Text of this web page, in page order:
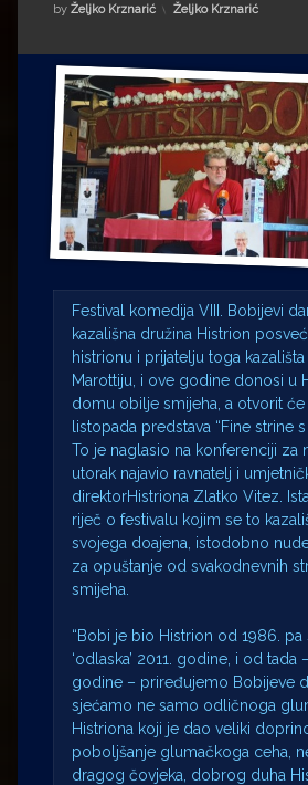
Impressum
Milenko Strižak
Drugi autori
Drugi autori
Matea Andrić
Ljiljana Lekanić-Kljaić
Željko Krznarić
Mario Lovreković
Miroslav Šantek
by Željko Krznarić Kategorije:
Željko Krznarić
Festival komedija VIII. Bobijevi
kazališna družina Histrion
histrionu i prijatelju toga
Marottiju, i ove godine donosi u
domu obilje smijeha, a otvorit će
listopada predstava “Fine strine
To je naglasio na konferenciji za
utorak najavio ravnatelj i
direktorHistriona Zlatko Vitez.
riječ o festivalu kojim se to
svojega doajena, istodobno
za opuštanje od svakodnevnih
smijeha.
“Bobi je bio Histrion od 1986.
‘odlaska’ 2011. godine, i od tada
godine – priređujemo Bobijeve
sjećamo ne samo odličnoga
Histriona koji je dao veliki
poboljšanje glumačkoga ceha,
dragog čovjeka, dobrog duha